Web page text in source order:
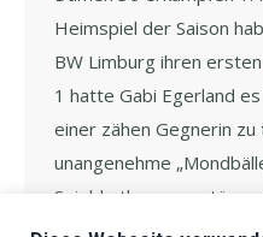
Heimspiel der Saison
BW Limburg ihren
1 hatte Gabi Egerland
einer zähen Gegnerin
unangenehme
Spielrhythmus zu
weitgehend